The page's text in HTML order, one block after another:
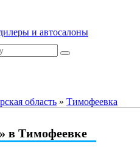
и автосалоны
область » Тимофеевка
в Тимофеевке